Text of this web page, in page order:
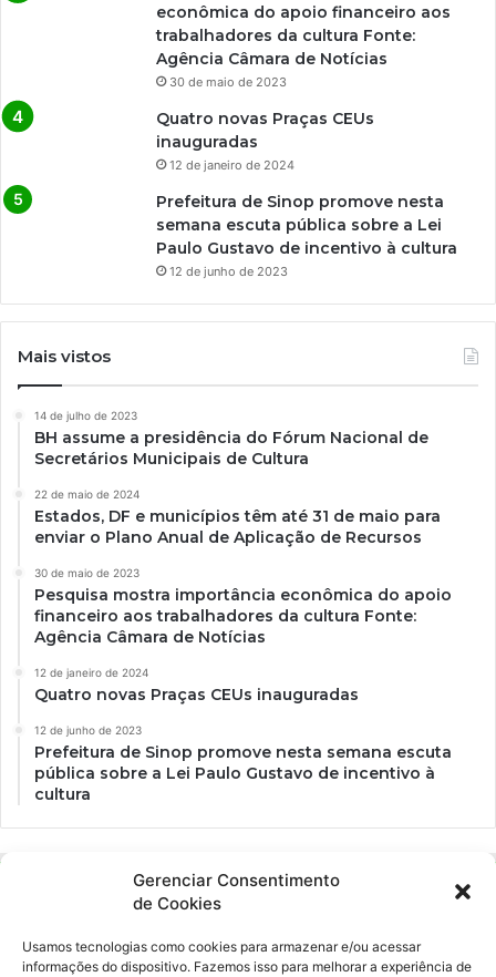
Gerenciar Consentimento
de Cookies
Usamos tecnologias como cookies para armazenar e/ou acessar
informações do dispositivo. Fazemos isso para melhorar a experiência de
econômica do apoio financeiro aos
trabalhadores da cultura Fonte:
Agência Câmara de Notícias
30 de maio de 2023
Quatro novas Praças CEUs
inauguradas
12 de janeiro de 2024
Prefeitura de Sinop promove nesta
semana escuta pública sobre a Lei
Paulo Gustavo de incentivo à cultura
12 de junho de 2023
Mais vistos
14 de julho de 2023
BH assume a presidência do Fórum Nacional de
Secretários Municipais de Cultura
22 de maio de 2024
Estados, DF e municípios têm até 31 de maio para
enviar o Plano Anual de Aplicação de Recursos
30 de maio de 2023
Pesquisa mostra importância econômica do apoio
financeiro aos trabalhadores da cultura Fonte:
Agência Câmara de Notícias
12 de janeiro de 2024
Quatro novas Praças CEUs inauguradas
12 de junho de 2023
Prefeitura de Sinop promove nesta semana escuta
pública sobre a Lei Paulo Gustavo de incentivo à
cultura